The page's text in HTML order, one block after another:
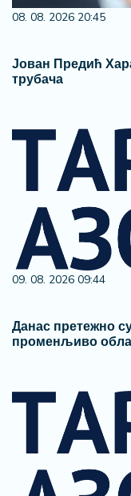
08. 08. 2026 20:45
Јован Предић
трубача
09. 08. 2026 09:44
Данас претежно
променљиво